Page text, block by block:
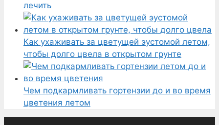
лечить
Как ухаживать за цветущей эустомой летом,
чтобы долго цвела в открытом грунте
Чем подкармливать гортензии до и во время
цветения летом